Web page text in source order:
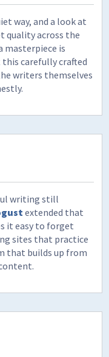
way, and a look at
quality across the
masterpiece is
carefully crafted
writers themselves
writing still
extended that
it easy to forget
sites that practice
that builds up from